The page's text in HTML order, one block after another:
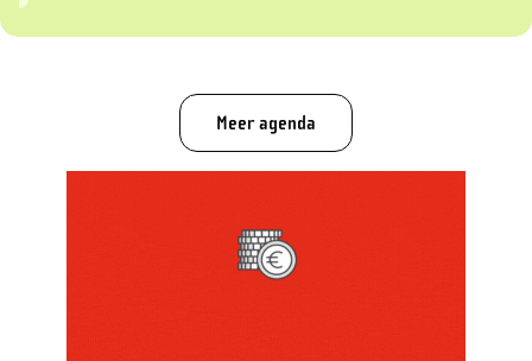
Meer agenda